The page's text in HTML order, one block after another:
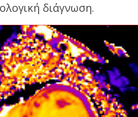
διάγνωση.